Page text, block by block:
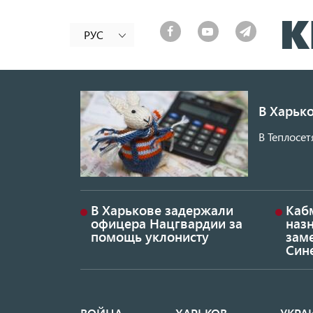
РУС
В
В
В Харькове задержали
офицера Нацгвардии за
помощь уклонисту